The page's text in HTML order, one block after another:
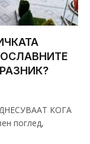
КОГА
поглед,